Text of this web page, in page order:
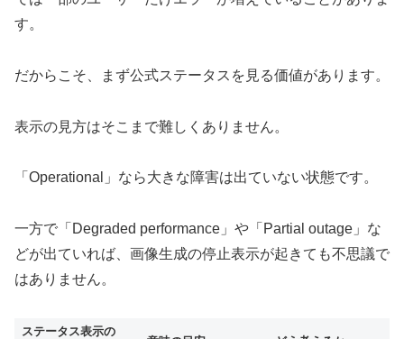
す。
だからこそ、まず公式ステータスを見る価値があります。
表示の見方はそこまで難しくありません。
「Operational」なら大きな障害は出ていない状態です。
一方で「Degraded performance」や「Partial outage」な
どが出ていれば、画像生成の停止表示が起きても不思議で
はありません。
ステータス表示の